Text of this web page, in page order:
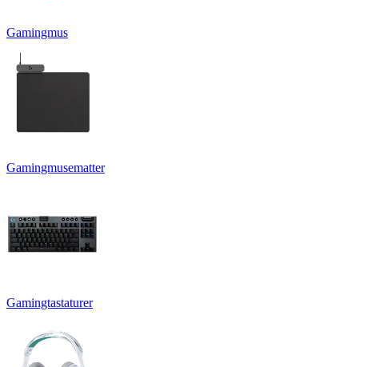
Gamingmus
Gamingmusematter
Gamingtastaturer